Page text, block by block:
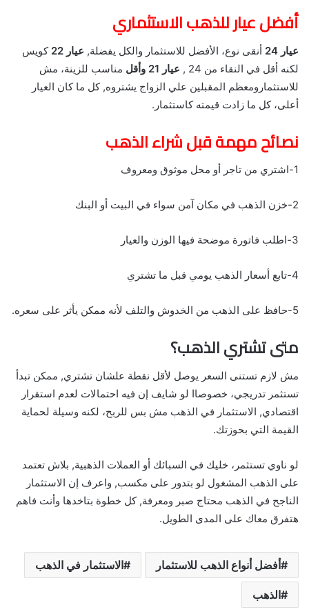
أفضل عيار للذهب الاستثماري
عيار 24 أنقى نوع، الأفضل للاستثمار والكل يفضلة, عيار 22
كويس
لكنه أقل في النقاء من 24 ,
عيار 21 وأقل
مناسب للزينة، مش
للاستثمارومعظم المقبلين علي الزواج يشتروه, كل ما كان العيار
أعلى، كل ما زادت قيمته كاستثمار.
نصائح مهمة قبل شراء الذهب
1-اشتري من تاجر أو محل موثوق ومعروف
2-خزن الذهب في مكان آمن سواء في البيت أو البنك
3-اطلب فاتورة موضحة فيها الوزن والعيار
4-تابع أسعار الذهب يومي قبل ما تشتري
5-حافظ على الذهب من الخدوش والتلف لأنه ممكن يأثر على سعره.
متى تشتري الذهب؟
مش لازم تستنى السعر يوصل لأقل نقطة علشان تشتري, ممكن تبدأ
تستثمر تدريجي، خصوصاا لو شايف إن فيه احتمالات لعدم استقرار
اقتصادي, الاستثمار في الذهب مش بس للربح، لكنه وسيلة لحماية
القيمة التي بحوزتك.
لو ناوي تستثمر، خليك في السبائك أو العملات الذهبية, بلاش تعتمد
على الذهب المشغول لو بتدور على مكسب, واعرف إن الاستثمار
الناجح في الذهب محتاج صبر ومعرفة, كل خطوة بتاخدها وأنت فاهم
هتفرق معاك على المدى الطويل.
أفضل أنواع الذهب للاستثمار الاستثمار في الذهب
الذهب